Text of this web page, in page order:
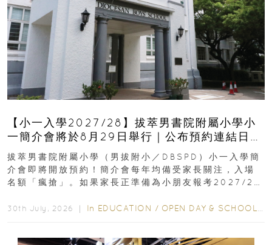
【小一入學2027/28】拔萃男書院附屬小學小
一簡介會將於8月29日舉行｜公布預約連結日期
｜更設有網上重溫
拔萃男書院附屬小學（男拔附小／DBSPD）小一入學簡
介會即將開放預約！簡介會每年均備受家長關注，入場
名額「瘋搶」。如果家長正準備為小朋友報考2027/28
30th July, 2026 ｜ In EDUCATION / OPEN DAY & SCHOOL EVENTS